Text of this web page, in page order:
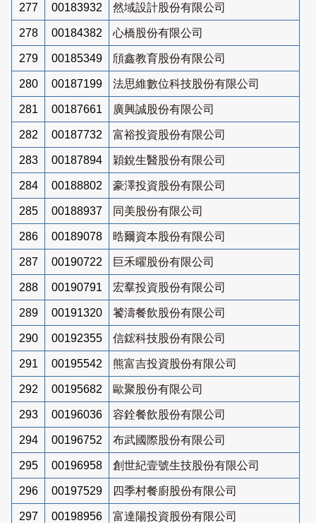
277 00183932 然域設計股份有限公司
278 00184382 心橋股份有限公司
279 00185349 頎鑫教育股份有限公司
280 00187199 法思維數位科技股份有限公司
281 00187661 廣興誠股份有限公司
282 00187732 富裕投資股份有限公司
283 00187894 穎銳生醫股份有限公司
284 00188802 豪澤投資股份有限公司
285 00188937 同美股份有限公司
286 00189078 晧爾資本股份有限公司
287 00190722 巨禾曜股份有限公司
288 00190791 宏羣投資股份有限公司
289 00191320 饕濤餐飲股份有限公司
290 00192355 信鋐科技股份有限公司
291 00195542 熊富吉投資股份有限公司
292 00195682 歐聚股份有限公司
293 00196036 容銓餐飲股份有限公司
294 00196752 布武國際股份有限公司
295 00196958 創世紀壹號生技股份有限公司
296 00197529 四季村餐廚股份有限公司
297 00198956 富達陽投資股份有限公司